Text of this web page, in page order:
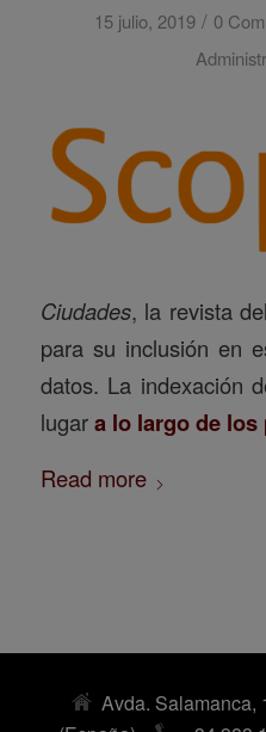
15 julio, 2019 / 0
Ciudades, la revista
para su inclusión en
datos. La indexación
lugara lo largo de
Read more
Avda. Salamanca,